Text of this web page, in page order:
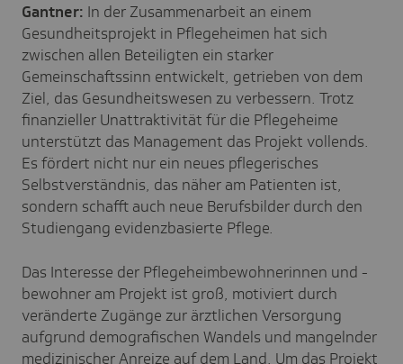
Gantner: In der Zusammenarbeit an einem
Gesundheitsprojekt in Pflegeheimen hat sich
zwischen allen Beteiligten ein starker
Gemeinschaftssinn entwickelt, getrieben von dem
Ziel, das Gesundheitswesen zu verbessern. Trotz
finanzieller Unattraktivität für die Pflegeheime
unterstützt das Management das Projekt vollends.
Es fördert nicht nur ein neues pflegerisches
Selbstverständnis, das näher am Patienten ist,
sondern schafft auch neue Berufsbilder durch den
Studiengang evidenzbasierte Pflege.
Das Interesse der Pflegeheimbewohnerinnen und -
bewohner am Projekt ist groß, motiviert durch
veränderte Zugänge zur ärztlichen Versorgung
aufgrund demografischen Wandels und mangelnder
medizinischer Anreize auf dem Land. Um das Projekt